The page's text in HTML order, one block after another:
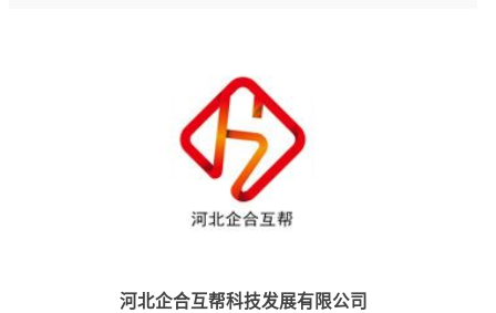
河北企合互帮科技发展有限公司